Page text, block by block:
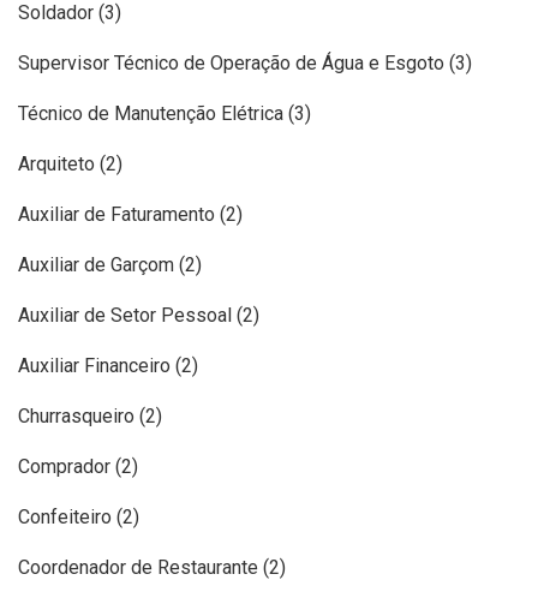
Soldador (3)
Supervisor Técnico de Operação de Água e Esgoto (3)
Técnico de Manutenção Elétrica (3)
Arquiteto (2)
Auxiliar de Faturamento (2)
Auxiliar de Garçom (2)
Auxiliar de Setor Pessoal (2)
Auxiliar Financeiro (2)
Churrasqueiro (2)
Comprador (2)
Confeiteiro (2)
Coordenador de Restaurante (2)